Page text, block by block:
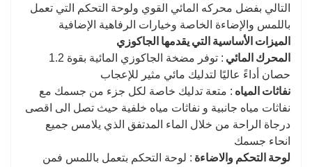
التالي بفضل محركه المائي القوي ولوحة التحكم التي تعمل
باللمس والإضاءة الخاصة وخيارات الرفاهية الإضافية
الميزات الأساسية التي يقدمها الجاكوزي
المحرك المائي
: توفر مضخة الجاكوزي المائية بقوة 1.2
حصان أداءً عاليًا لتدليك مائي مثير للإعجاب
نفاثات المياه : متعة تدليك خاصة لكل جزء من جسمك مع
نفاثات مياه جانبية و نفاثات مياه خلفية حيث تصل الى اقصى
درجاة الراحة من خلال الماء المدتفق الذي يلامس جميع
انحاء جسمك
لوحة التحكم والاضاءة : لوحة التحكم بتعمل باللمس فمن